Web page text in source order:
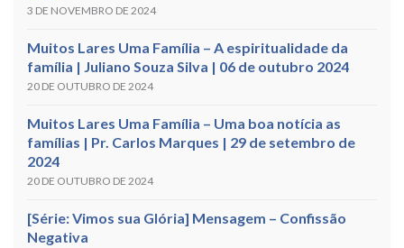
3 DE NOVEMBRO DE 2024
Muitos Lares Uma Família – A espiritualidade da
família | Juliano Souza Silva | 06 de outubro 2024
20 DE OUTUBRO DE 2024
Muitos Lares Uma Família – Uma boa notícia as
famílias | Pr. Carlos Marques | 29 de setembro de
2024
20 DE OUTUBRO DE 2024
[Série: Vimos sua Glória] Mensagem – Confissão
Negativa